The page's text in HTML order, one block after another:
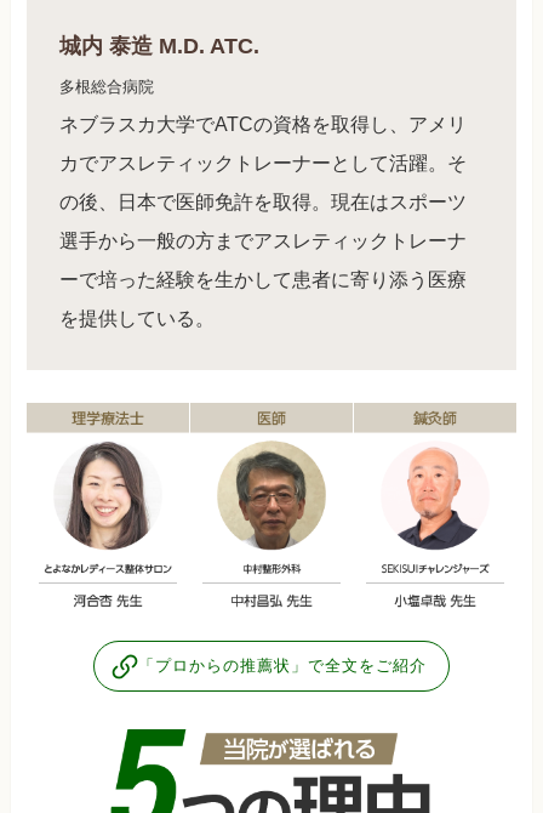
城内 泰造 M.D. ATC.
多根総合病院
ネブラスカ大学でATCの資格を取得し、アメリ
カでアスレティックトレーナーとして活躍。そ
の後、日本で医師免許を取得。現在はスポーツ
選手から一般の方までアスレティックトレーナ
ーで培った経験を生かして患者に寄り添う医療
を提供している。
「プロからの推薦状」で全文をご紹介